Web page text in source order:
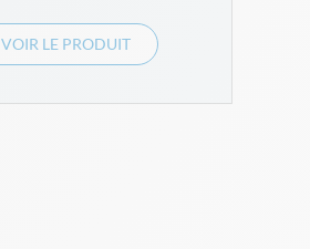
VOIR LE PRODUIT